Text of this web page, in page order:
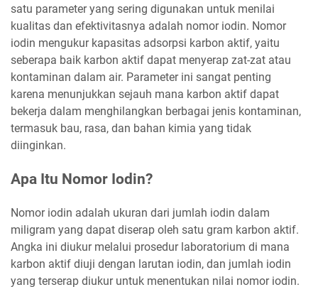
satu parameter yang sering digunakan untuk menilai
kualitas dan efektivitasnya adalah nomor iodin. Nomor
iodin mengukur kapasitas adsorpsi karbon aktif, yaitu
seberapa baik karbon aktif dapat menyerap zat-zat atau
kontaminan dalam air. Parameter ini sangat penting
karena menunjukkan sejauh mana karbon aktif dapat
bekerja dalam menghilangkan berbagai jenis kontaminan,
termasuk bau, rasa, dan bahan kimia yang tidak
diinginkan.
Apa Itu Nomor Iodin?
Nomor iodin adalah ukuran dari jumlah iodin dalam
miligram yang dapat diserap oleh satu gram karbon aktif.
Angka ini diukur melalui prosedur laboratorium di mana
karbon aktif diuji dengan larutan iodin, dan jumlah iodin
yang terserap diukur untuk menentukan nilai nomor iodin.